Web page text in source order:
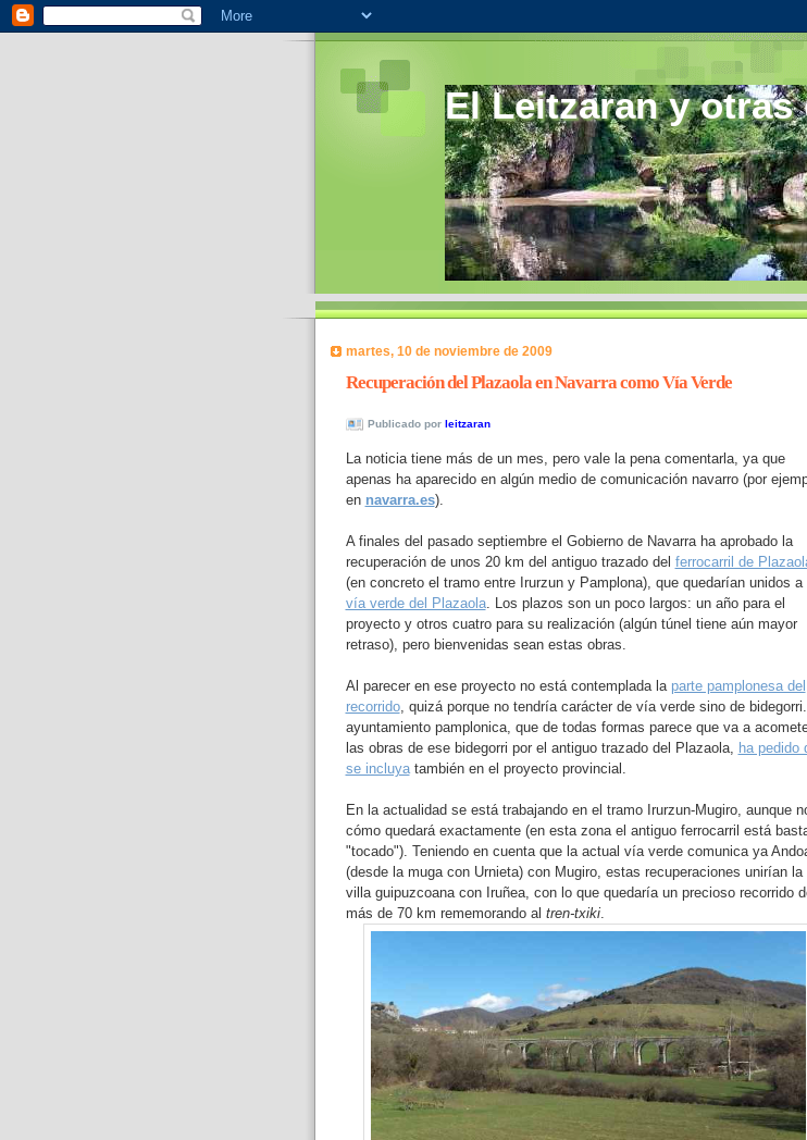
El Leitzaran y otras
martes, 10 de noviembre de 2009
Recuperación del Plazaola en Navarra como Vía Verde
Publicado por leitzaran
La noticia tiene más de un mes, pero vale la pena comentarla, ya que
apenas ha aparecido en algún medio de comunicación navarro (por
en navarra.es).
A finales del pasado septiembre el Gobierno de Navarra ha aprobado la
recuperación de unos 20 km del antiguo trazado del ferrocarril de
(en concreto el tramo entre Irurzun y Pamplona), que quedarían unidos a
vía verde del Plazaola. Los plazos son un poco largos: un año para el
proyecto y otros cuatro para su realización (algún túnel tiene aún mayor
retraso), pero bienvenidas sean estas obras.
Al parecer en ese proyecto no está contemplada la parte pamplonesa del
recorrido, quizá porque no tendría carácter de vía verde sino de bidegorri.
ayuntamiento pamplonica, que de todas formas parece que va a
las obras de ese bidegorri por el antiguo trazado del Plazaola,
ha pedido
se incluyatambién en el proyecto provincial.
En la actualidad se está trabajando en el tramo Irurzun-Mugiro, aunque
cómo quedará exactamente (en esta zona el antiguo ferrocarril está
"tocado"). Teniendo en cuenta que la actual vía verde comunica ya
(desde la muga con Urnieta) con Mugiro, estas recuperaciones unirían la
villa guipuzcoana con Iruñea, con lo que quedaría un precioso recorrido
más de 70 km rememorando al tren-txiki.